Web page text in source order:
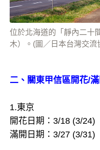
位於北海道的「靜內二十
木）。(圖／日本台灣交流
二、關東甲信區開花/
1.東京
開花日期：3/18 (3/24)
滿開日期：3/27 (3/31)